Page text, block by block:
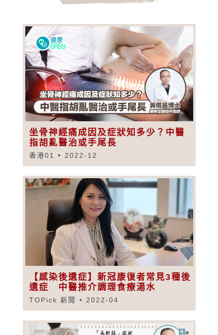
坐骨神經痛成因及症狀知多少？中醫
指胡亂醫治或手尾長
香港01 2022-12
【感染後遺症】新冠康復者常見3種後
遺症 中醫推介調理食療湯水
TOPick 新聞 2022-04